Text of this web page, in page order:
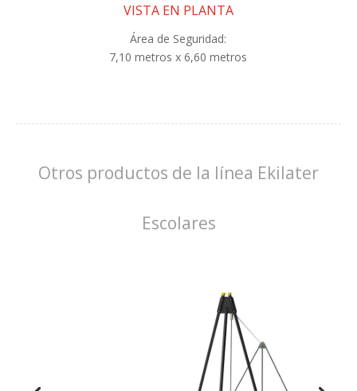
VISTA EN PLANTA
Área de Seguridad:
7,10 metros x 6,60 metros
Otros productos de la línea Ekilater
Escolares